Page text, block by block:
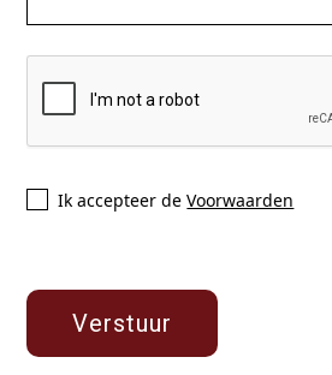
Ik accepteer deVoorwaarden